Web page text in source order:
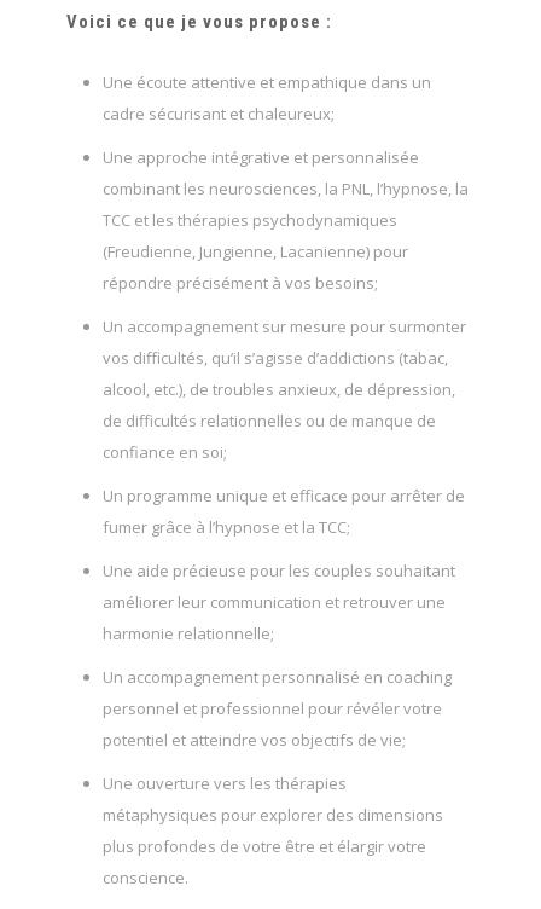
Voici ce que je vous propose :
Une écoute attentive et empathique dans un
cadre sécurisant et chaleureux;
Une approche intégrative et personnalisée
combinant les neurosciences, la PNL, l’hypnose, la
TCC et les thérapies psychodynamiques
(Freudienne, Jungienne, Lacanienne) pour
répondre précisément à vos besoins;
Un accompagnement sur mesure pour surmonter
vos difficultés, qu’il s’agisse d’addictions (tabac,
alcool, etc.), de troubles anxieux, de dépression,
de difficultés relationnelles ou de manque de
confiance en soi;
Un programme unique et efficace pour arrêter de
fumer grâce à l’hypnose et la TCC;
Une aide précieuse pour les couples souhaitant
améliorer leur communication et retrouver une
harmonie relationnelle;
Un accompagnement personnalisé en coaching
personnel et professionnel pour révéler votre
potentiel et atteindre vos objectifs de vie;
Une ouverture vers les thérapies
métaphysiques pour explorer des dimensions
plus profondes de votre être et élargir votre
conscience.